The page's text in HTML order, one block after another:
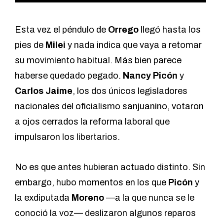
Esta vez el péndulo de Orrego
llegó hasta los
pies de Milei y nada indica que vaya a retomar
su movimiento habitual. Más bien parece
haberse quedado pegado. Nancy Picón y
Carlos Jaime, los dos únicos legisladores
nacionales del oficialismo sanjuanino, votaron
a ojos cerrados la reforma laboral que
impulsaron los libertarios.
No es que antes hubieran actuado distinto. Sin
embargo, hubo momentos en los que Picón y
la exdiputada Moreno —a la que nunca se le
conoció la voz— deslizaron algunos reparos